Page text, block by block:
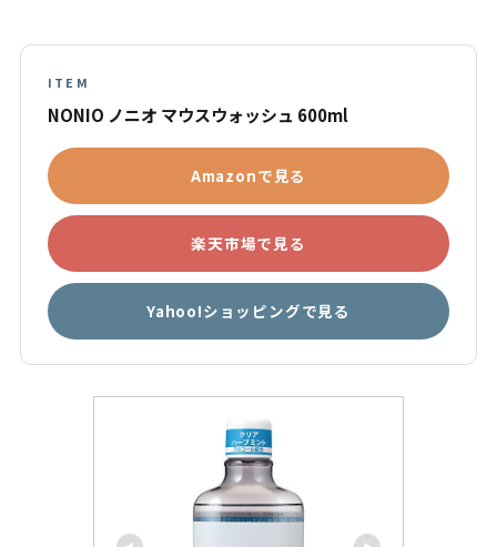
ITEM
NONIO ノニオ マウスウォッシュ 600ml
Amazonで見る
楽天市場で見る
Yahoo!ショッピングで見る